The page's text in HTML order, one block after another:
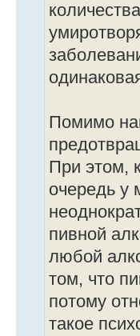
Помимо
При этом,
очередь у
пивной
любой
том, что
потому
такое